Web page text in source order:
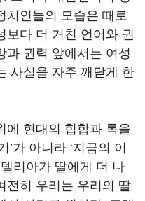
치인들의 모습은 때로
보다 더 거친 언어와 권
과 권력 앞에서는 여성
사실을 자주 깨닫게 한
에 현대의 힙합과 록을
가 아니라 ‘지금의 이
리아가 딸에게 더 나
전히 우리는 우리의 딸